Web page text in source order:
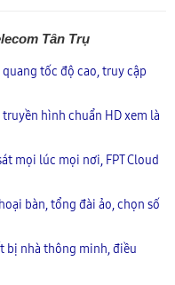
Tân Trụ
quang tốc độ cao, truy cập
truyền hình chuẩn HD xem là
mọi lúc mọi nơi, FPT Cloud
bàn, tổng đài ảo, chọn số
bị nhà thông minh, điều